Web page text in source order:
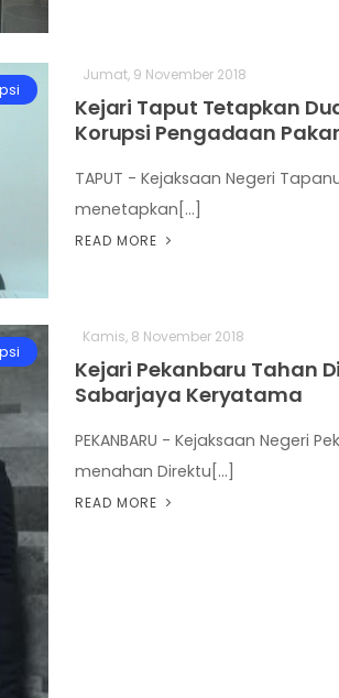
Jumat, 9 November 2018
Kejari Taput Tetapkan
Korupsi Pengadaan
TAPUT - Kejaksaan Negeri
menetapkan[...]
READ MORE
Kamis, 8 November 2018
Kejari Pekanbaru Tahan
Sabarjaya Keryatama
PEKANBARU - Kejaksaan Negeri
menahan Direktu[...]
READ MORE